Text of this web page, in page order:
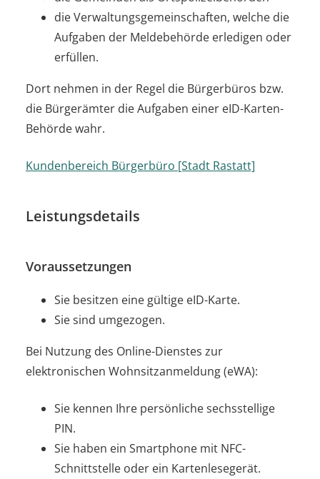
die Verwaltungsgemeinschaften, welche die
Aufgaben der Meldebehörde erledigen oder
erfüllen.
Dort nehmen in der Regel die Bürgerbüros bzw.
die Bürgerämter die Aufgaben einer eID-Karten-
Behörde wahr.
Kundenbereich Bürgerbüro [Stadt Rastatt]
Leistungsdetails
Voraussetzungen
Sie besitzen eine gültige eID-Karte.
Sie sind umgezogen.
Bei Nutzung des Online-Dienstes zur
elektronischen Wohnsitzanmeldung (eWA):
Sie kennen Ihre persönliche sechsstellige
PIN.
Sie haben ein Smartphone mit NFC-
Schnittstelle oder ein Kartenlesegerät.